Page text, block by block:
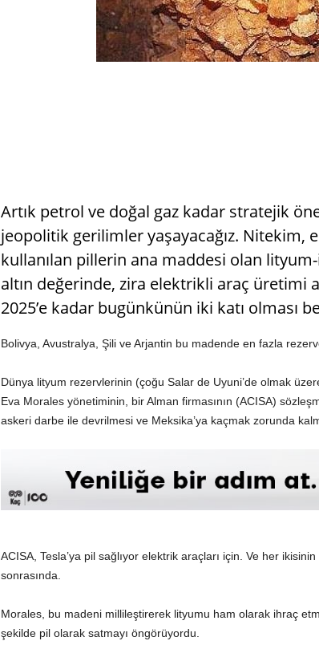
Artık petrol ve doğal gaz kadar stratejik
jeopolitik gerilimler yaşayacağız. Nitekim,
kullanılan pillerin ana maddesi olan
altın değerinde, zira elektrikli araç üretimi
2025’e kadar bugünkünün iki katı olması
Bolivya, Avustralya, Şili ve Arjantin bu madende en fazla
Dünya lityum rezervlerinin (çoğu Salar de Uyuni’de olmak
Eva Morales yönetiminin, bir Alman firmasının (ACISA)
askeri darbe ile devrilmesi ve Meksika’ya kaçmak zorunda
ACISA, Tesla’ya pil sağlıyor elektrik araçları için. Ve her
sonrasında.
Morales, bu madeni millileştirerek lityumu ham olarak ihraç
şekilde pil olarak satmayı öngörüyordu.